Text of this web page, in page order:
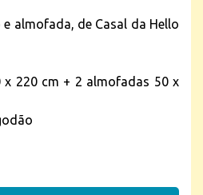
almofada, de Casal da Hello
x 220 cm + 2 almofadas 50 x